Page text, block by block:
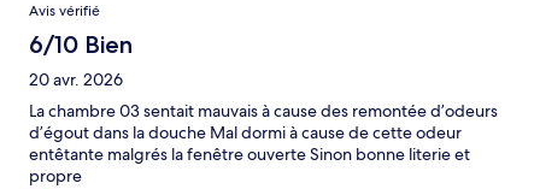
Avis vérifié
6/10 Bien
20 avr. 2026
La chambre 03 sentait mauvais à cause des remontée d’odeurs
d’égout dans la douche Mal dormi à cause de cette odeur
entêtante malgrés la fenêtre ouverte Sinon bonne literie et
propre